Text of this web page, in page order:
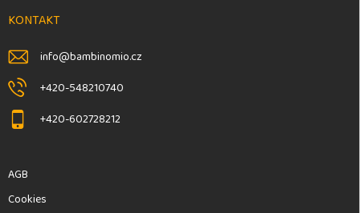
e
KONTAKT
info@bambinomio.cz
+420-548210740
+420-602728212
AGB
Cookies